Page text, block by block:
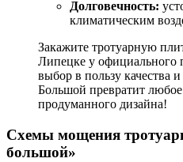
Долговечность:
климатическим
Закажите тротуарную
Липецке у официального
выбор в пользу качества
Большой превратит любое
продуманного дизайна!
Схемы мощения
большой»